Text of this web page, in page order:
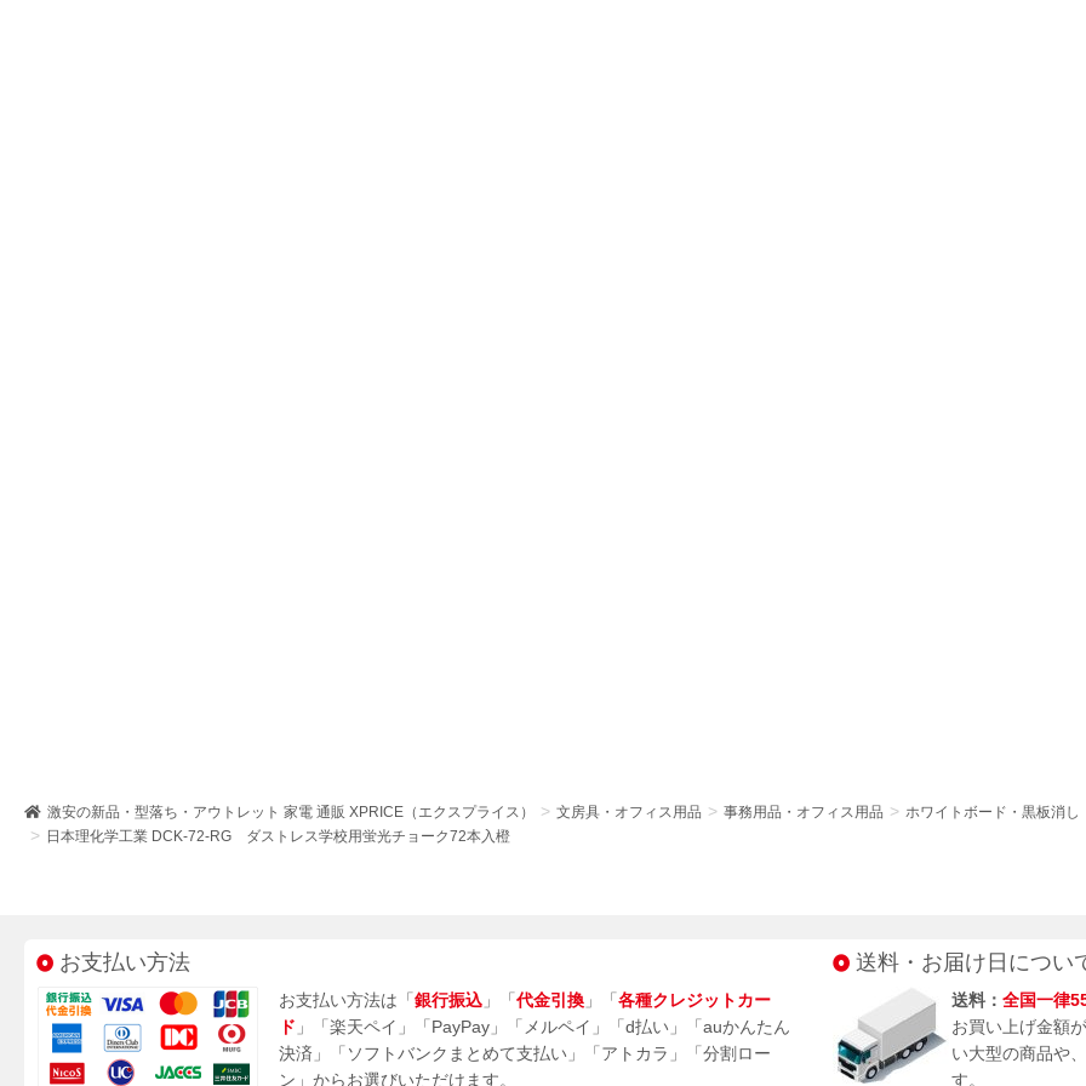
激安の新品・型落ち・アウトレット 家電 通販 XPRICE（エクスプライス） 文房具・オフィス用品 事務用品・オフィス用品
ホワイトボード・黒板消し
日本理化学工業 DCK-72-RG ダストレス学校用蛍光チョーク72本入橙
お支払い方法
お支払い方法は「 銀行振込 」「 代金引換 」「 各種クレジットカー
ド 」「楽天ペイ」「PayPay」「メルペイ」「d払い」「auかんたん
決済」「ソフトバンクまとめて支払い」「アトカラ」「分割ロー
ン」からお選びいただけます。
送料・お届け日につい
送料： 全国一律
お買い上げ金額
い大型の商品や
す。